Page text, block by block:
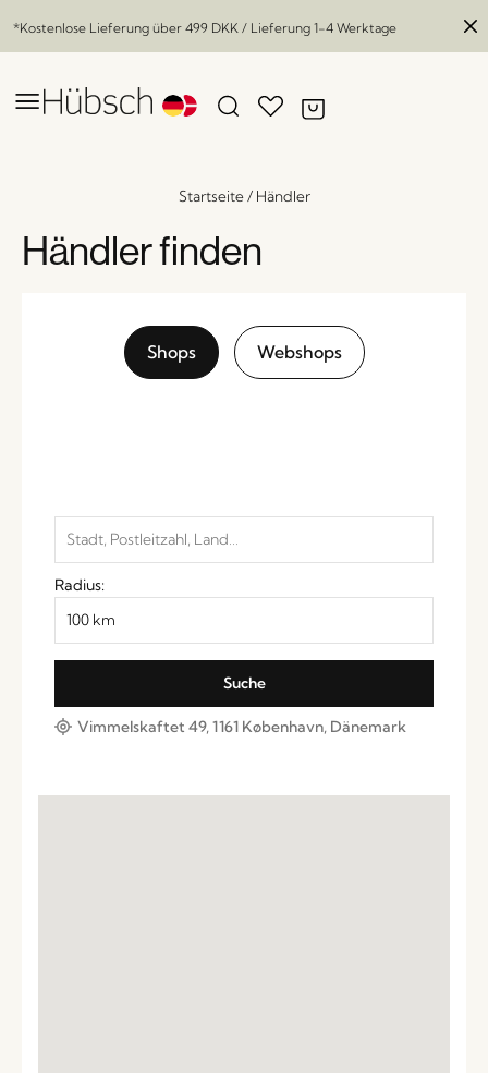
*Kostenlose Lieferung über 499 DKK / Lieferung 1-4 Werktage
Startseite/ Händler
Händler finden
Shops Webshops
Radius:
Vimmelskaftet 49, 1161 København, Dänemark